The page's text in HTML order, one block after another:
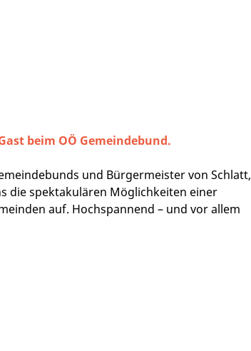
beim OÖ Gemeindebund.
und Bürgermeister von Schlatt,
die spektakulären Möglichkeiten einer
auf. Hochspannend – und vor allem